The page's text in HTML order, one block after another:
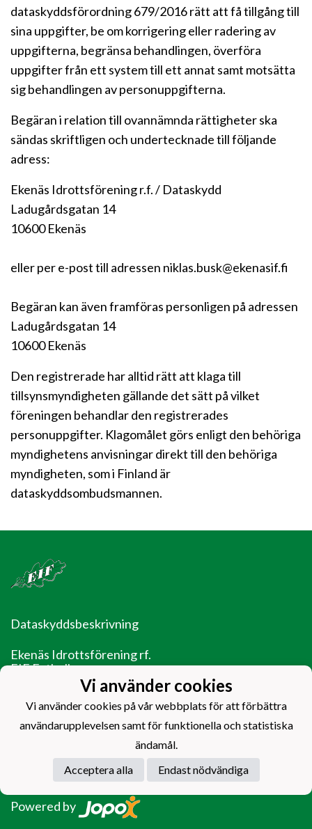
dataskyddsförordning 679/2016 rätt att få tillgång till
sina uppgifter, be om korrigering eller radering av
uppgifterna, begränsa behandlingen, överföra
uppgifter från ett system till ett annat samt motsätta
sig behandlingen av personuppgifterna.
Begäran i relation till ovannämnda rättigheter ska
sändas skriftligen och undertecknade till följande
adress:
Ekenäs Idrottsförening r.f. / Dataskydd
Ladugårdsgatan 14
10600 Ekenäs
eller per e-post till adressen niklas.busk@ekenasif.fi
Begäran kan även framföras personligen på adressen
Ladugårdsgatan 14
10600 Ekenäs
Den registrerade har alltid rätt att klaga till
tillsynsmyndigheten gällande det sätt på vilket
föreningen behandlar den registrerades
personuppgifter. Klagomålet görs enligt den behöriga
myndighetens anvisningar direkt till den behöriga
myndigheten, som i Finland är
dataskyddsombudsmannen.
Dataskyddsbeskrivning
Ekenäs Idrottsförening rf.
EIF Fotboll
Ladugårdsgatan 14
10600 Ekenäs
EIF - Laget före jaget!
Powered by
Vi använder cookies
Vi använder cookies på vår webbplats för att förbättra
användarupplevelsen samt för funktionella och statistiska
ändamål.
Acceptera alla
Endast nödvändiga